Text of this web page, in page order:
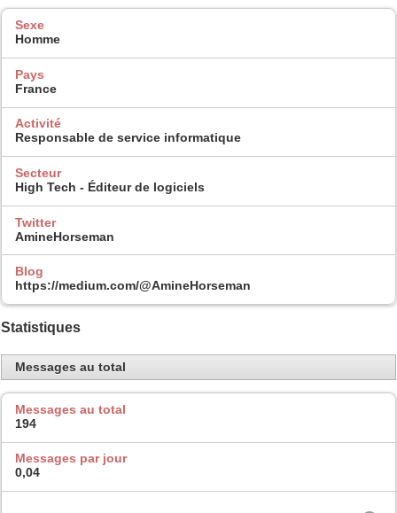
Sexe
Homme
Pays
France
Activité
Responsable de service informatique
Secteur
High Tech - Éditeur de logiciels
Twitter
AmineHorseman
Blog
https://medium.com/@AmineHorseman
Statistiques
Messages au total
Messages au total
194
Messages par jour
0,04